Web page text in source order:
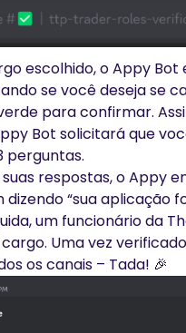
escolhido, o Appy Bot
se você deseja se
para confirmar.
Bot solicitará que
perguntas.
respostas, o Appy
“sua aplicação
um funcionário da
Uma vez
os canais – Tada! 🎉